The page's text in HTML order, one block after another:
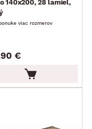
max. cm
140x200, 28 lamiel,
viac rozmerov
€